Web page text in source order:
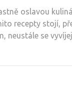
oslavou
recepty stojí,
neustále se